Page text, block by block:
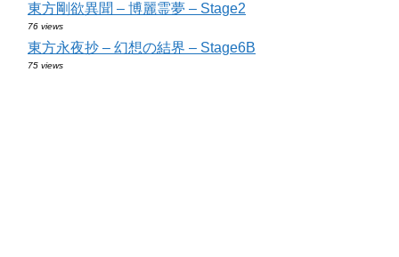
東方剛欲異聞 – 博麗霊夢 – Stage2
76 views
東方永夜抄 – 幻想の結界 – Stage6B
75 views